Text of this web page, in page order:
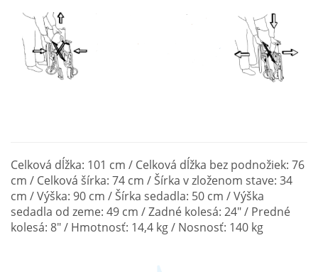
Celková dĺžka: 101 cm / Celková dĺžka bez podnožiek: 76
cm / Celková šírka: 74 cm / Šírka v zloženom stave: 34
cm / Výška: 90 cm / Šírka sedadla: 50 cm / Výška
sedadla od zeme: 49 cm / Zadné kolesá: 24" / Predné
kolesá: 8" / Hmotnosť: 14,4 kg / Nosnosť: 140 kg